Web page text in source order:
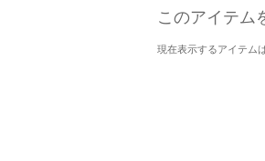
このアイテム
現在表示するアイテム